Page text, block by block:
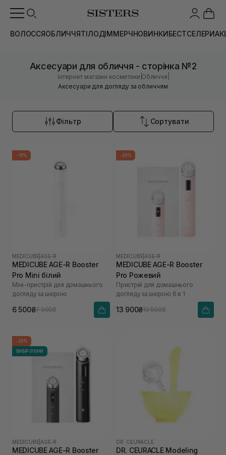
ВОЛОССЯОБЛИЧЧЯТІЛОДІММЕРЧНОВИНКИБЕСТСЕЛЕРИ
Аксесуари для обличчя - сторінка №2
Інтернет магазин косметики |Обличчя
Аксесуари для догляду за обличчям
Фільтр Сортувати
-18%
MEDICUBE AGE-R
MEDICUBE AGE-R Booster
Pro Mini білий
Міні-пристрій для домашнього
догляду за шкірою
6 500₴7 900₴
-29%
MEDICUBE AGE-R
MEDICUBE AGE-R Booster
Pro Рожевий
Пристрій для домашнього
догляду за шкірою 6 в 1
13 900₴19 500₴
-26%
ВИБІР ІЛОНИ
MEDICUBE AGE-R
MEDICUBE AGE-R Booster
DR. CEURACLE
DR. CEURACLE Modeling